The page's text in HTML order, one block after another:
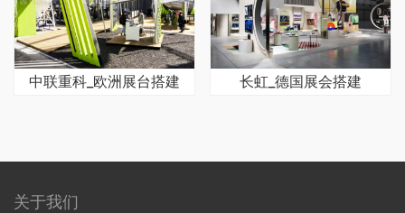
中联重科_欧洲展台搭建 长虹_德国展会搭建
关于我们